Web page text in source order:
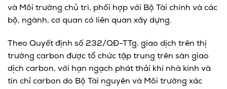
và Môi trường chủ trì, phối hợp với Bộ Tài chính và các
bộ, ngành, cơ quan có liên quan xây dựng.
Theo Quyết định số 232/QĐ-TTg, giao dịch trên thị
trường carbon được tổ chức tập trung trên sàn giao
dịch carbon, với hạn ngạch phát thải khí nhà kính và
tín chỉ carbon do Bộ Tài nguyên và Môi trường xác